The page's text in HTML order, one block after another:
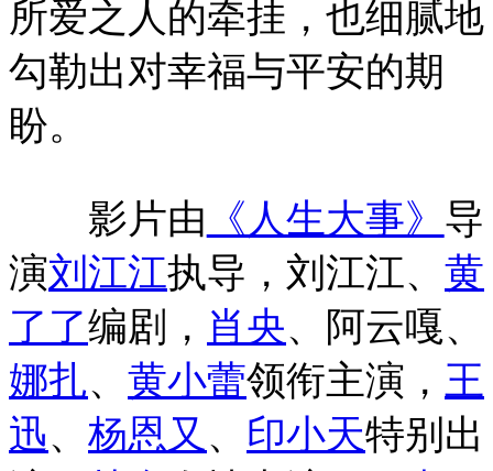
所爱之人的牵挂，也细腻地
勾勒出对幸福与平安的期
盼。
影片由 《人生大事》 导
演刘江江执导，刘江江、 黄
了了编剧， 肖央、阿云嘎、
娜扎、 黄小蕾领衔主演， 王
迅、 杨恩又 、 印小天特别出